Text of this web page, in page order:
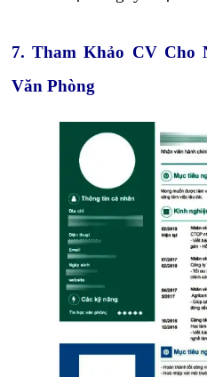
7. Tham Khảo CV Cho
Văn Phòng